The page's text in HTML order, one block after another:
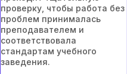
проверку, чтобы работа без
проблем принималась
преподавателем и
соответствовала
стандартам учебного
заведения.